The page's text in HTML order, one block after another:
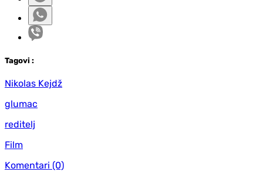
Tagovi :
Nikolas Kejdž
glumac
reditelj
Film
Komentari (0)